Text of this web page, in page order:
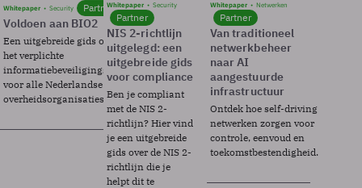
Whitepaper Security Partner
Voldoen aan BIO2
Een uitgebreide gids over BIO2,
het verplichte
informatiebeveiligingsframework
voor alle Nederlandse
overheidsorganisaties.
Whitepaper Security
Partner
NIS 2-richtlijn
uitgelegd: een
uitgebreide gids
voor compliance
Ben je compliant
met de NIS 2-
richtlijn? Hier vind
je een uitgebreide
gids over de NIS 2-
richtlijn die je
helpt dit te
Whitepaper Netwerken
Partner
Van traditioneel
netwerkbeheer
naar AI
aangestuurde
infrastructuur
Ontdek hoe self-driving
netwerken zorgen voor
controle, eenvoud en
toekomstbestendigheid.